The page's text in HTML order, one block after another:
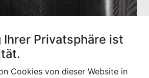
Ihrer Privatsphäre ist
Cookies von dieser Website in